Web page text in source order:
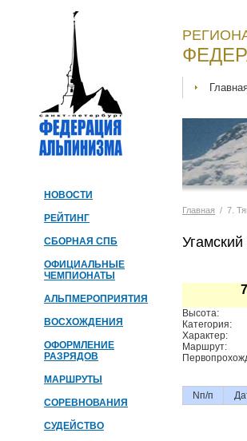
НОВОСТИ
РЕЙТИНГ
СБОРНАЯ СПБ
ОФИЦИАЛЬНЫЕ
ЧЕМПИОНАТЫ
АЛЬПМЕРОПРИЯТИЯ
ВОСХОЖДЕНИЯ
ОФОРМЛЕНИЕ
РАЗРЯДОВ
МАРШРУТЫ
СОРЕВНОВАНИЯ
СУДЕЙСТВО
Главная / 7.
Угамский
Высота:
Категория:
Характер:
Маршрут:
Nп/п